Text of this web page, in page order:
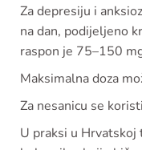
Za depresiju i
na dan, podijeljeno
raspon je 75–150
Maksimalna doza
Za nesanicu se
U praksi u Hrvatskoj